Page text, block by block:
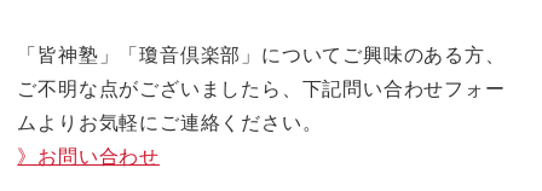
「皆神塾」「瓊音倶楽部」についてご興味のある方、
ご不明な点がございましたら、下記問い合わせフォー
ムよりお気軽にご連絡ください。
》お問い合わせ